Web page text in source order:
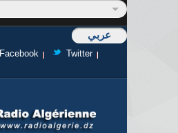
عربي
Facebook
Twitter